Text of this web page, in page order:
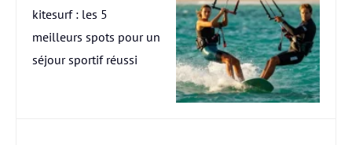
kitesurf : les 5
meilleurs spots pour un
séjour sportif réussi